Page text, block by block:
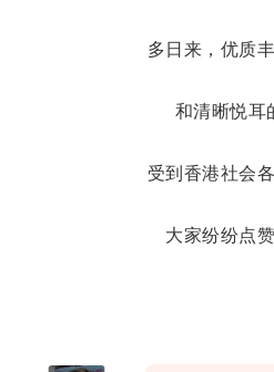
多日来，优质
和清晰悦耳
受到香港社会
大家纷纷点